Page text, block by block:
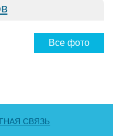
Все фото
СВЯЗЬ